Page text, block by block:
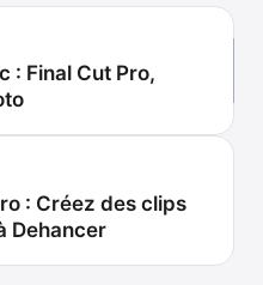
: Final Cut Pro,
: Créez des clips
Dehancer